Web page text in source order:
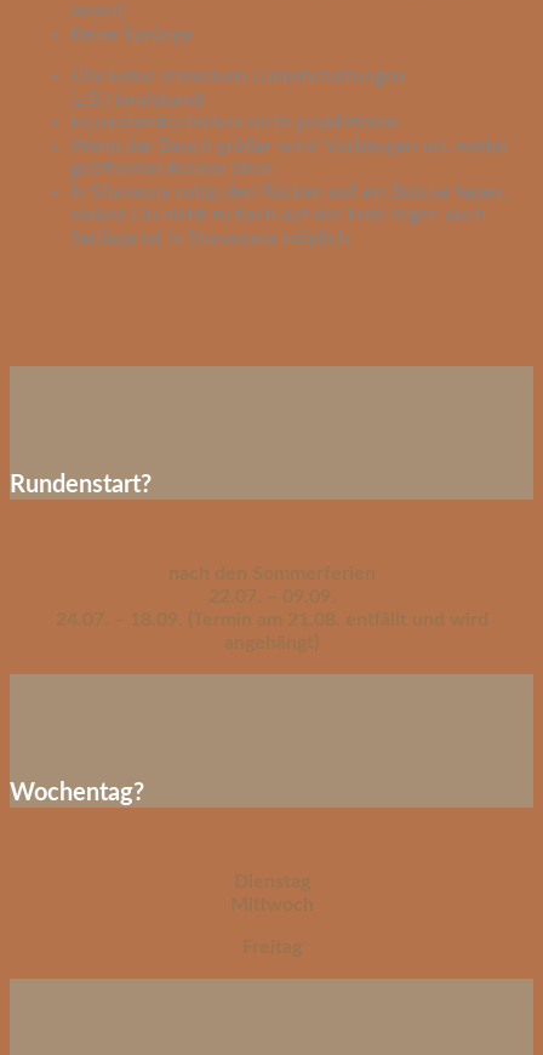
lassen)
Keine Sprünge
Übe keine intensiven Umkehrhaltungen
(z.B.Handstand)
Feueratemtechniken nicht praktizieren
Wenn der Bauch größer wird: Vorbeugen mit weiter
geöffneten Beinen üben
In Shavasna ruhig den Rücken auf ein Bolster legen,
sodass Du nicht zu flach auf der Erde liegst; auch
Seitlage ist in Shavasana möglich
Rundenstart?
nach den Sommerferien
22.07. – 09.09.
24.07. – 18.09. (Termin am 21.08. entfällt und wird
angehängt)
Wochentag?
Dienstag
Mittwoch
Freitag